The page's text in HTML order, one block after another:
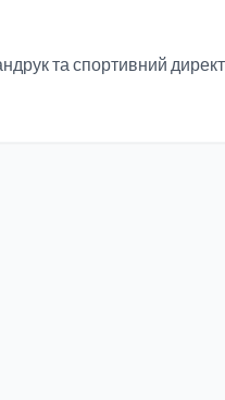
та спортивний